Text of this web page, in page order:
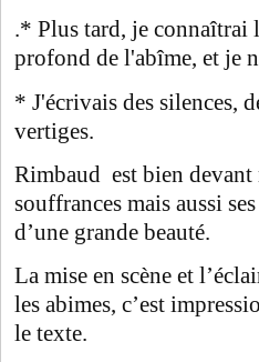
.* Plus tard, je connaîtrai
profond de l'abîme, et je
* J'écrivais des silences,
vertiges.
Rimbaud est bien devant
souffrances mais aussi
d’une grande beauté.
La mise en scène et
les abimes, c’est
le texte.